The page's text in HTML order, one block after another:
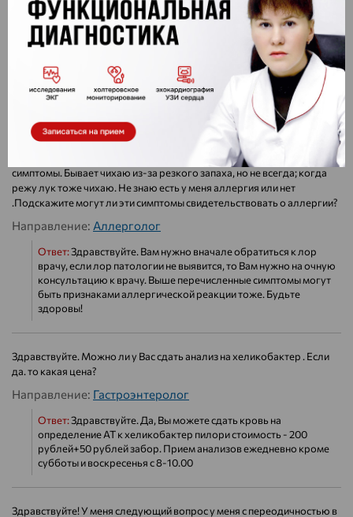
Направление: Пульмонолог
Ответ:Здравствуйте. В отделениях функциональной
диагностики проводят пневмотахометрию. Вам нужно
обратиться в свою поликлинику по месту жительства. Будьте
здоровы!
Здравствуйте! Беспокоит такая проблема как насморк ( прозрачного
цвета), чихание, чешется нёбо, заложенность носа , слабость. День
есть, два нет... и так уже около 4 лет через день проявляются
симптомы. Бывает чихаю из-за резкого запаха, но не всегда; когда
режу лук тоже чихаю. Не знаю есть у меня аллергия или нет
.Подскажите могут ли эти симптомы свидетельствовать о аллергии?
Направление: Аллерголог
Ответ:Здравствуйте. Вам нужно вначале обратиться к лор
врачу, если лор патологии не выявится, то Вам нужно на очную
консультацию к врачу. Выше перечисленные симптомы могут
быть признаками аллергической реакции тоже. Будьте
здоровы!
Здравствуйте. Можно ли у Вас сдать анализ на хеликобактер . Если
да. то какая цена?
Направление: Гастроэнтеролог
Ответ:Здравствуйте. Да, Вы можете сдать кровь на
определение АТ к хеликобактер пилори стоимость - 200
рублей+50 рублей забор. Прием анализов ежедневно кроме
субботы и воскресенья с 8-10.00
Здравствуйте! У меня следующий вопрос у меня с переодичностью в